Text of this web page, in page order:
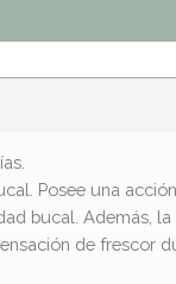
Posee una
bucal. Además,
de frescor